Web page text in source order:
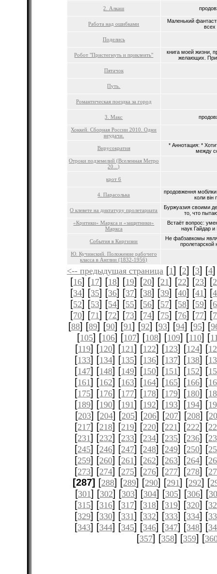
2. Алкаш
Работа над ошибками
Маленький
всех
Поделись
Робот "Пристегнуть и приклеить"
книга моей жизни,
желающих.
Пятачок
Путь.
Романтическая поездка за город
3. Макс
Хоккей. Сборная России 2010. Одни
неудачи.
Вирусократия
* Аннотация: *
между
Отроки подземелий (Вселенная Метро
20...)
крот 6
4. Парасолька
продовження
коли він
О клевете на диктатуру пролетариата
Буржуазия своими
то, что
«Критики» Маркса и «защитники»
Маркса
Встаёт вопрос:
наук Гайдар
События в Киргизии
Не фабзавкомы
пролетарской
Ю. Кучинский. Положение рабочего
класса в Англии (1832-1956)
<-- предыдущая страница [1] [2] [3] [4
[16] [17] [18] [19] [20] [21] [22] [23] [
[34] [35] [36] [37] [38] [39] [40] [41] [
[52] [53] [54] [55] [56] [57] [58] [59] [
[70] [71] [72] [73] [74] [75] [76] [77] [
[88] [89] [90] [91] [92] [93] [94] [95] [
[105] [106] [107] [108] [109] [110] [
[119] [120] [121] [122] [123] [124] [
[133] [134] [135] [136] [137] [138] [
[147] [148] [149] [150] [151] [152] [
[161] [162] [163] [164] [165] [166] [
[175] [176] [177] [178] [179] [180] [
[189] [190] [191] [192] [193] [194] [
[203] [204] [205] [206] [207] [208] [
[217] [218] [219] [220] [221] [222] [
[231] [232] [233] [234] [235] [236] [
[245] [246] [247] [248] [249] [250] [
[259] [260] [261] [262] [263] [264] [
[273] [274] [275] [276] [277] [278] [
[287] [288] [289] [290] [291] [292] [
[301] [302] [303] [304] [305] [306] [
[315] [316] [317] [318] [319] [320] [
[329] [330] [331] [332] [333] [334] [
[343] [344] [345] [346] [347] [348] [
[357] [358] [359] [